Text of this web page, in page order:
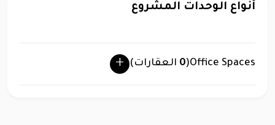
أنواع الوحدات المشروع
Office Spaces
(
0